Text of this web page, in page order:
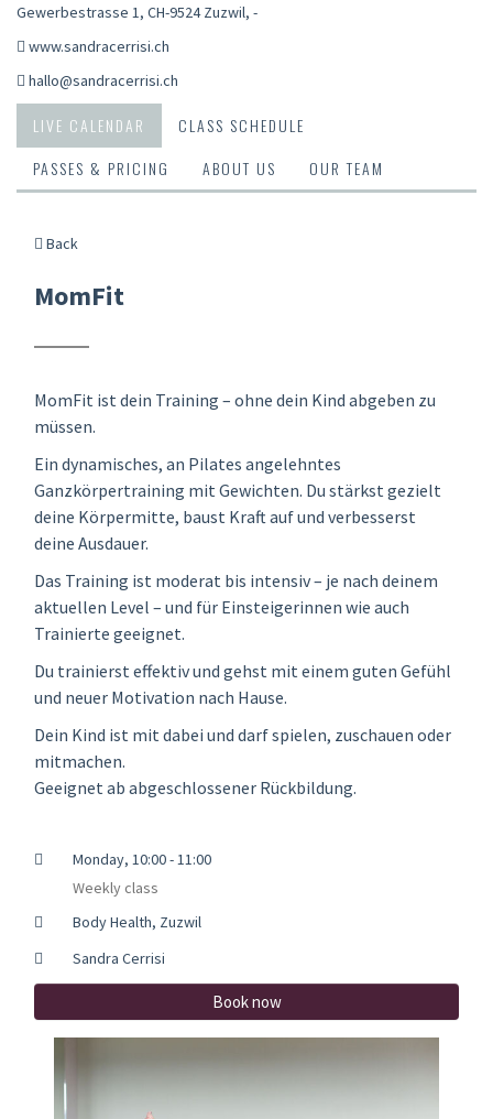
Gewerbestrasse 1, CH-9524 Zuzwil, -
www.sandracerrisi.ch
hallo@sandracerrisi.ch
LIVE CALENDAR
CLASS SCHEDULE
PASSES & PRICING
ABOUT US OUR TEAM
Back
MomFit
MomFit ist dein Training – ohne dein Kind abgeben zu
müssen.
Ein dynamisches, an Pilates angelehntes
Ganzkörpertraining mit Gewichten. Du stärkst gezielt
deine Körpermitte, baust Kraft auf und verbesserst
deine Ausdauer.
Das Training ist moderat bis intensiv – je nach deinem
aktuellen Level – und für Einsteigerinnen wie auch
Trainierte geeignet.
Du trainierst effektiv und gehst mit einem guten Gefühl
und neuer Motivation nach Hause.
Dein Kind ist mit dabei und darf spielen, zuschauen oder
mitmachen.
Geeignet ab abgeschlossener Rückbildung.
Monday, 10:00 - 11:00
Weekly class
Body Health, Zuzwil
Sandra Cerrisi
Book now